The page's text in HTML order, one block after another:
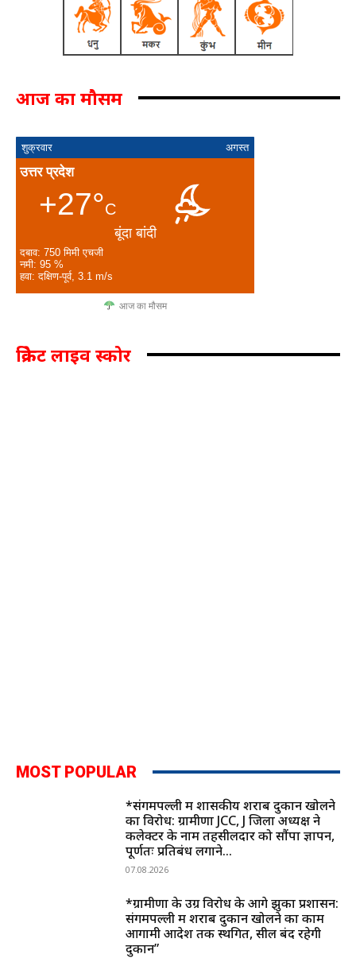
आज का मौसम
शुक्रवार अगस्त
उत्तर प्रदेश
+27°C
बूंदा बांदी
दबाव: 750 मिमी एचजी
नमी: 95 %
हवा: दक्षिण-पूर्व, 3.1 m/s
आज का मौसम
क्रिकेट लाइव स्कोर
MOST POPULAR
*संगमपल्ली में शासकीय शराब दुकान खोलने
का विरोध: ग्रामीणों JCC, J जिला अध्यक्ष ने
कलेक्टर के नाम तहसीलदार को सौंपा ज्ञापन,
पूर्णतः प्रतिबंध लगाने...
07.08.2026
*ग्रामीणों के उग्र विरोध के आगे झुका प्रशासन:
संगमपल्ली में शराब दुकान खोलने का काम
आगामी आदेश तक स्थगित, सील बंद रहेगी
दुकान”